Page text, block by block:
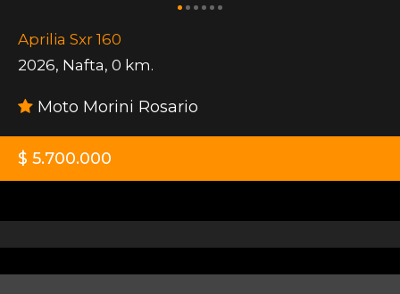
Aprilia Sxr 160
2026, Nafta, 0 km.
Moto Morini Rosario
$ 5.700.000